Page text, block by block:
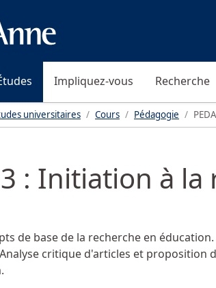
Impliquez-vous Recherche
universitaires Cours Pédagogie
: Initiation à
de base de la recherche en
critique d'articles et proposition